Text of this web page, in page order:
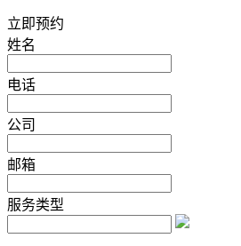
立即预约
姓名
电话
公司
邮箱
服务类型